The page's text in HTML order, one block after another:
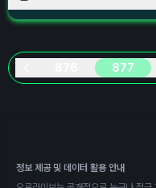
877
정보 제공 및 데이터 활용 안내